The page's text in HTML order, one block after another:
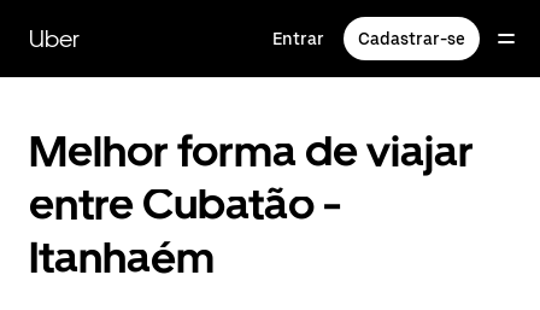
para
conteúdo
Uber Entrar Cadastrar-se
Melhor forma de viajar
entre Cubatão -
Itanhaém